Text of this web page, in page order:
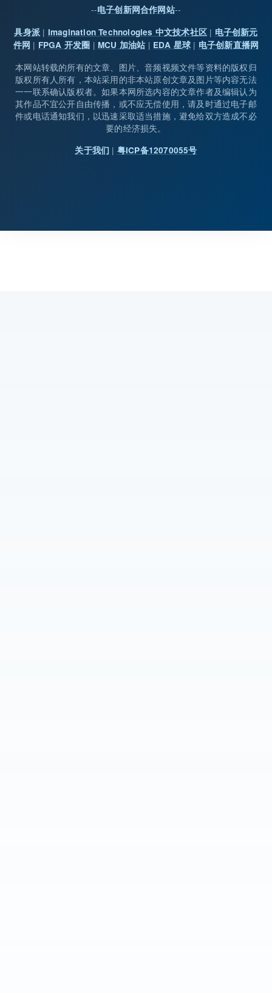
--电子创新网合作网站--
具身派 | Imagination Technologies 中文技术社区| 电子创新元
件网 | FPGA 开发圈 | MCU 加油站 | EDA 星球 | 电子创新直播网
本网站转载的所有的文章、图片、音频视频文件等资料的版权归
版权所有人所有，本站采用的非本站原创文章及图片等内容无法
一一联系确认版权者。如果本网所选内容的文章作者及编辑认为
其作品不宜公开自由传播，或不应无偿使用，请及时通过电子邮
件或电话通知我们，以迅速采取适当措施，避免给双方造成不必
要的经济损失。
关于我们 | 粤ICP备12070055号